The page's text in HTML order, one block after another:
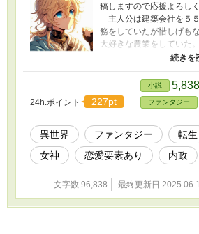
稿しますので応援よろし
主人公は建築会社を５
務をしていたが惜しげも
大好きな農業をしていた
老人は前世の記憶を持っ
ュウスとして異世界の僻
わる。１０歳の鑑定の儀
木の5大魔法ではなく、こ
魔法を授かる。最初に召
イム、モグラ魔獣でマリ
優しい家族に見守られ次
の、物などを召喚出来る
爵家を発展させ気が付け
24h.ポイント 227pt
小説 5,838
ファンタジー
異世界 ファンタジー 転生
女神
恋愛要素あり 内政
文字数 96,838 最終更新日